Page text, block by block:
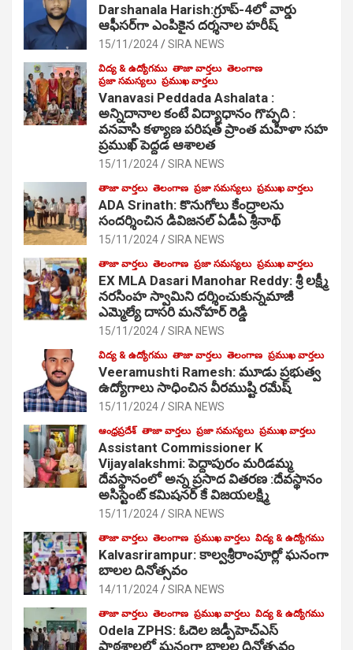
Darshanala Harish:గ్రూప్-4లో వార్డు
ఆఫీసర్‌గా ఎంపికైన దర్శనాల హరీష్
15/11/2024 SIRA NEWS
విద్య & ఉద్యోగము తాజా వార్తలు తెలంగాణ
ప్రజా సమస్యలు ప్రముఖ వార్తలు
Vanavasi Peddada Ashalata :
అన్నిదానాల కంటే విద్యాధానం గొప్పది :
వనవాసి కళ్యాణ పరిషత్ ప్రాంత మహిళా సహ
ప్రముఖ్ పెద్దడ ఆశాలత
15/11/2024 SIRA NEWS
తాజా వార్తలు తెలంగాణ ప్రజా సమస్యలు ప్రముఖ వార్తలు
ADA Srinath: కొనుగోలు కేంద్రాల‌ను
సంద‌ర్శించిన డివిజనల్ ఏడీఏ శ్రీనాథ్
15/11/2024 SIRA NEWS
తాజా వార్తలు తెలంగాణ ప్రజా సమస్యలు ప్రముఖ వార్తలు
EX MLA Dasari Manohar Reddy: శ్రీ లక్ష్మీ
నరసింహ స్వామిని దర్శించుకున్నమాజీ
ఎమ్మెల్యే దాసరి మనోహర్ రెడ్డి
15/11/2024 SIRA NEWS
విద్య & ఉద్యోగము తాజా వార్తలు తెలంగాణ ప్రముఖ వార్తలు
Veeramushti Ramesh: మూడు ప్రభుత్వ
ఉద్యోగాలు సాధించిన వీరముష్టి రమేష్
15/11/2024 SIRA NEWS
ఆంధ్రప్రదేశ్ తాజా వార్తలు ప్రజా సమస్యలు ప్రముఖ వార్తలు
Assistant Commissioner K
Vijayalakshmi: పెద్దాపురం మరిడమ్మ
దేవస్థానంలో అన్న ప్రసాద వితరణ :దేవస్థానం
అసిస్టెంట్ కమిషనర్ కే విజయలక్ష్మి
15/11/2024 SIRA NEWS
తాజా వార్తలు తెలంగాణ ప్రముఖ వార్తలు విద్య & ఉద్యోగము
Kalvasrirampur: కాల్వశ్రీరాంపూర్లో ఘనంగా
బాలల దినోత్సవం
14/11/2024 SIRA NEWS
తాజా వార్తలు తెలంగాణ ప్రముఖ వార్తలు విద్య & ఉద్యోగము
Odela ZPHS: ఓదెల జ‌డ్పీహెచ్ఎస్
పాఠ‌శాల‌లో ఘనంగా బాలల దినోత్సవం